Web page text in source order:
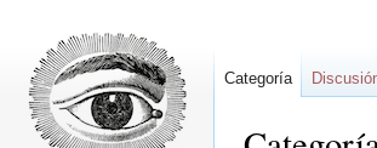
Categoría